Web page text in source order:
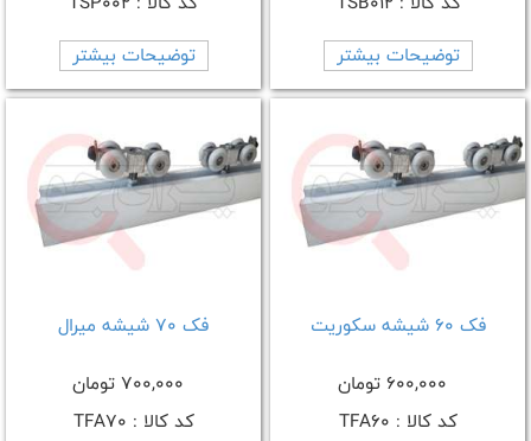
توضیحات بیشتر
توضیحات بیشتر
فک 60 شیشه سکوریت
کد کالا : TFA60
فک 70 شیشه میرال
کد کالا : TFA70